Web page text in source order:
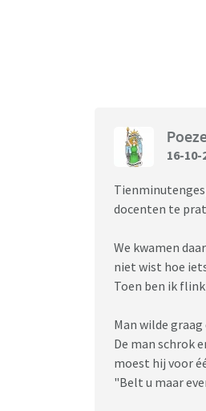
16-10-
docenten te
We kwamen
niet wist hoe
Toen ben ik
Man wilde
De man schrok
moest hij voor
"Belt u maar